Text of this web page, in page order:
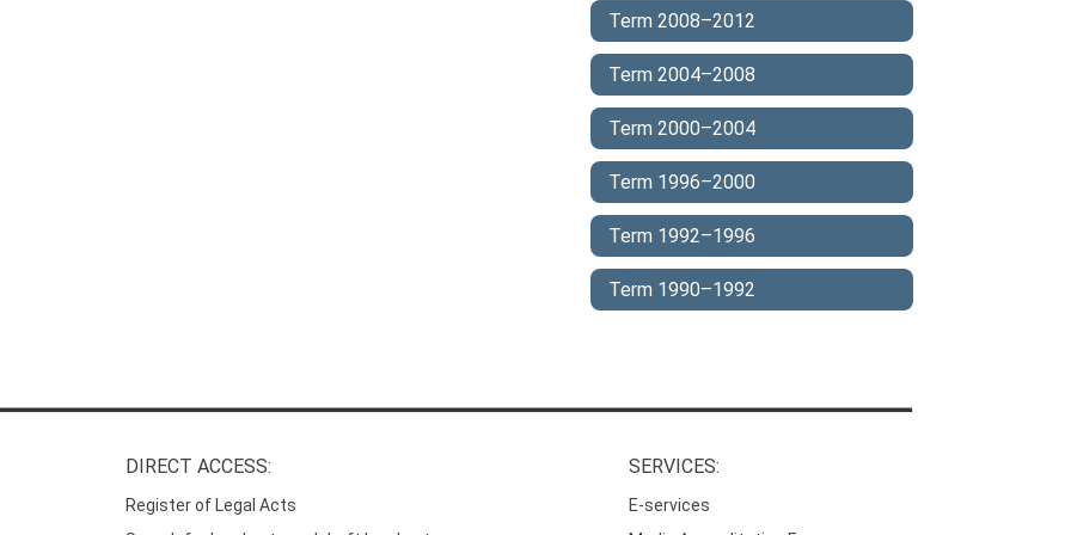
Term 2008–2012
Term 2004–2008
Term 2000–2004
Term 1996–2000
Term 1992–1996
Term 1990–1992
DIRECT ACCESS:
Register of Legal Acts
SERVICES:
E-services